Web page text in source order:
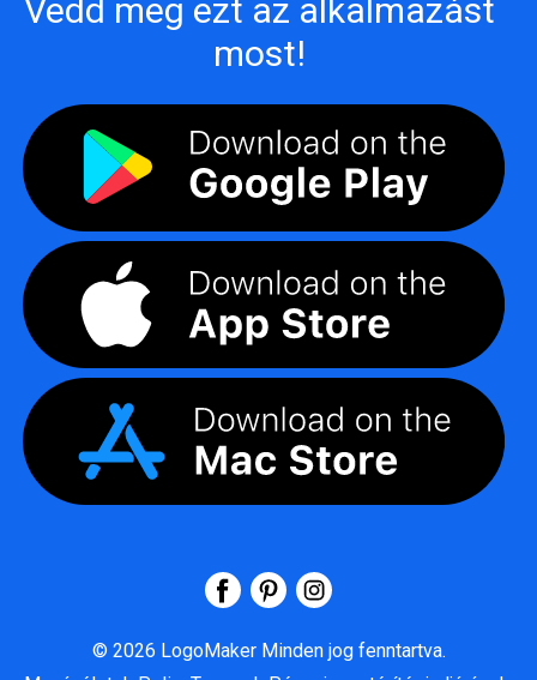
Vedd meg ezt az alkalmazást
most!
© 2026 LogoMaker Minden jog fenntartva.